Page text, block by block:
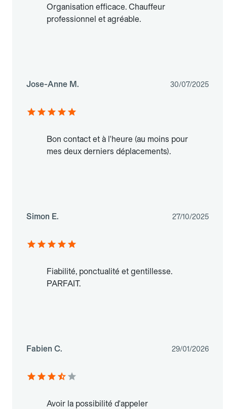
Organisation efficace. Chauffeur
professionnel et agréable.
Jose-Anne M. 30/07/2025
Bon contact et à l'heure (au moins pour
mes deux derniers déplacements).
Simon E. 27/10/2025
Fiabilité, ponctualité et gentillesse.
PARFAIT.
Fabien C. 29/01/2026
Avoir la possibilité d'appeler